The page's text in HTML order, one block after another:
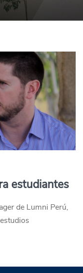
estudiantes
de Lumni Perú,